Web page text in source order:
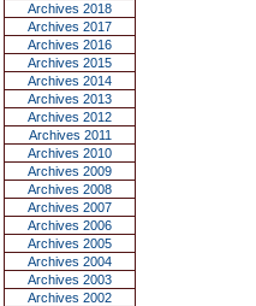
Archives 2018
Archives 2017
Archives 2016
Archives 2015
Archives 2014
Archives 2013
Archives 2012
Archives 2011
Archives 2010
Archives 2009
Archives 2008
Archives 2007
Archives 2006
Archives 2005
Archives 2004
Archives 2003
Archives 2002